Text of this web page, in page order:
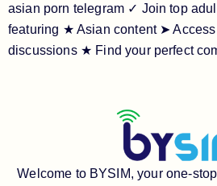
asian porn telegram ✓ Join top
featuring ★ Asian content ➤
discussions ★ Find your perfect
Welcome to BYSIM, your one-